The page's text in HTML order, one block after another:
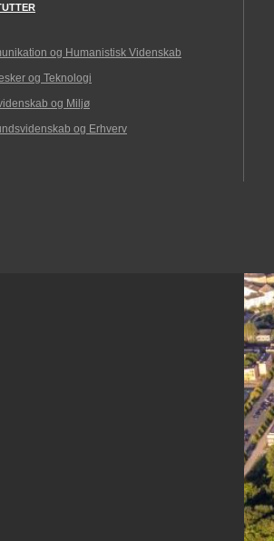
og Humanistisk Videnskab
og Teknologi
og Miljø
og Erhverv